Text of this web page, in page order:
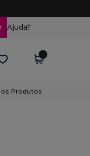
Ajuda?
os Produtos